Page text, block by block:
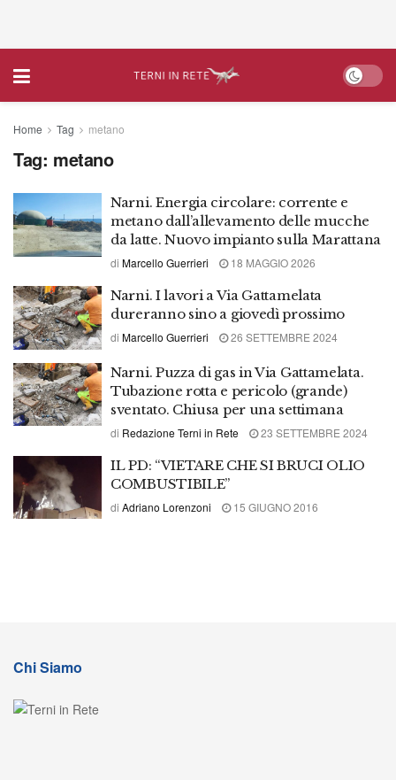
Home Tag metano
Tag: metano
Narni. Energia circolare: corrente e
metano dall’allevamento delle mucche
da latte. Nuovo impianto sulla Marattana
di Marcello Guerrieri 18 MAGGIO 2026
Narni. I lavori a Via Gattamelata
dureranno sino a giovedì prossimo
di Marcello Guerrieri 26 SETTEMBRE 2024
Narni. Puzza di gas in Via Gattamelata.
Tubazione rotta e pericolo (grande)
sventato. Chiusa per una settimana
di Redazione Terni in Rete 23 SETTEMBRE 2024
IL PD: “VIETARE CHE SI BRUCI OLIO
COMBUSTIBILE”
di Adriano Lorenzoni 15 GIUGNO 2016
Chi Siamo